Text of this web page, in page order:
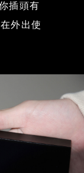
插頭有
外出使